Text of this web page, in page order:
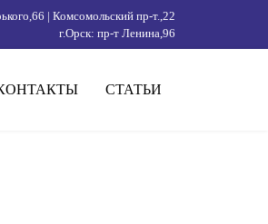
| Комсомольский пр-т.,22
г.Орск: пр-т Ленина,96
СТАТЬИ